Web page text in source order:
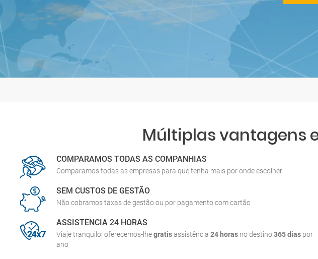
Múltiplas vantagens
COMPARAMOS TODAS AS COMPANHIAS
Comparamos todas as empresas para que tenha mais por onde escolher
SEM CUSTOS DE GESTÃO
Não cobramos taxas de gestão ou por pagamento com cartão
ASSISTÊNCIA 24 HORAS
Viaje tranquilo: oferecemos-lhegratisassistência 24 horas no destino365 dias por
ano